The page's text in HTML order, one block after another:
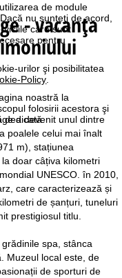
de module
nu sunteţi de acord,
care sunt
pentru
urilor şi posibilitatea
Policy
noastră la
folosirii acestora şi
dedicată
- vacanța
a devenit unul dintre
poalele celui mai înalt
m), stațiunea
doar câțiva kilometri
UNESCO. în 2010,
care caracterizează și
de șanțuri, tuneluri
prestigiosul titlu.
spa, stânca
Muzeul local este, de
de sporturi de